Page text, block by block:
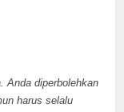
Anda diperbolehkan
harus selalu